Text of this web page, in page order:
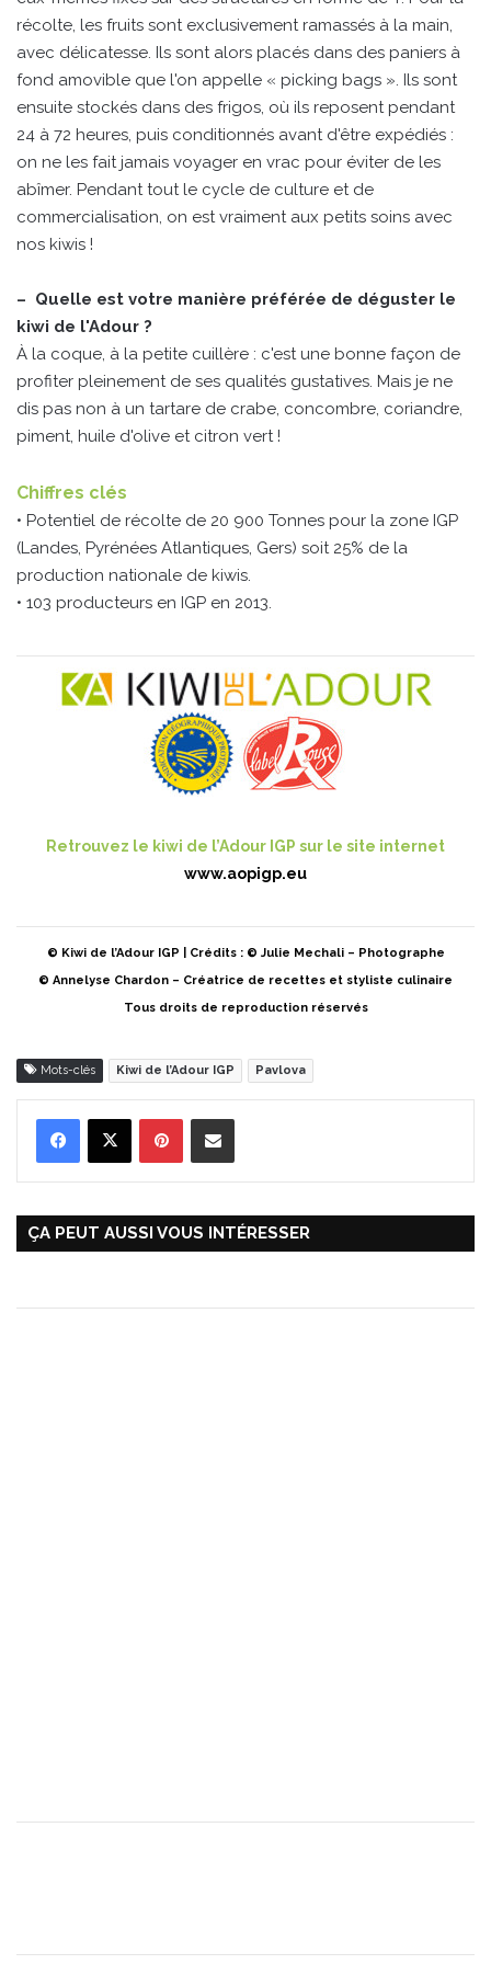
récolte, les fruits sont exclusivement ramassés à la main,
avec délicatesse. Ils sont alors placés dans des paniers à
fond amovible que l'on appelle « picking bags ». Ils sont
ensuite stockés dans des frigos, où ils reposent pendant
24 à 72 heures, puis conditionnés avant d'être expédiés :
on ne les fait jamais voyager en vrac pour éviter de les
abîmer. Pendant tout le cycle de culture et de
commercialisation, on est vraiment aux petits soins avec
nos kiwis !
– Quelle est votre manière préférée de déguster le
kiwi de l'Adour ?
À la coque, à la petite cuillère : c'est une bonne façon de
profiter pleinement de ses qualités gustatives. Mais je ne
dis pas non à un tartare de crabe, concombre, coriandre,
piment, huile d'olive et citron vert !
Chiffres clés
• Potentiel de récolte de 20 900 Tonnes pour la zone IGP
(Landes, Pyrénées Atlantiques, Gers) soit 25% de la
production nationale de kiwis.
• 103 producteurs en IGP en 2013.
Retrouvez le kiwi de l’Adour IGP sur le site internet
www.aopigp.eu
© Kiwi de l’Adour IGP | Crédits : © Julie Mechali – Photographe
© Annelyse Chardon – Créatrice de recettes et styliste culinaire
Tous droits de reproduction réservés
Mots-clés Kiwi de l’Adour IGP Pavlova
ÇA PEUT AUSSI VOUS INTÉRESSER